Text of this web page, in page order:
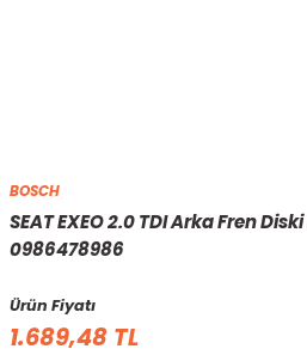
BOSCH
SEAT EXEO 2.0 TDI Arka Fren
0986478986
Ürün Fiyatı
1.689,48 TL